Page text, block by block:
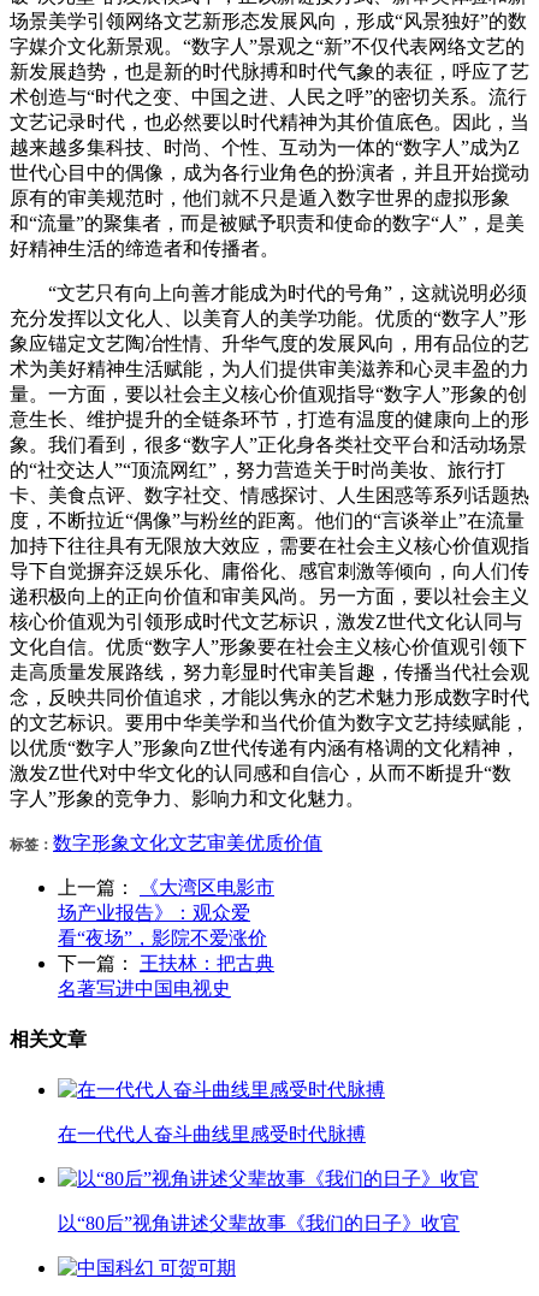
场景美学引领网络文艺新形态发展风向，形成“风景独好”的数
字媒介文化新景观。“数字人”景观之“新”不仅代表网络文艺的
新发展趋势，也是新的时代脉搏和时代气象的表征，呼应了艺
术创造与“时代之变、中国之进、人民之呼”的密切关系。流行
文艺记录时代，也必然要以时代精神为其价值底色。因此，当
越来越多集科技、时尚、个性、互动为一体的“数字人”成为Z
世代心目中的偶像，成为各行业角色的扮演者，并且开始搅动
原有的审美规范时，他们就不只是遁入数字世界的虚拟形象
和“流量”的聚集者，而是被赋予职责和使命的数字“人”，是美
好精神生活的缔造者和传播者。
“文艺只有向上向善才能成为时代的号角”，这就说明必须
充分发挥以文化人、以美育人的美学功能。优质的“数字人”形
象应锚定文艺陶冶性情、升华气度的发展风向，用有品位的艺
术为美好精神生活赋能，为人们提供审美滋养和心灵丰盈的力
量。一方面，要以社会主义核心价值观指导“数字人”形象的创
意生长、维护提升的全链条环节，打造有温度的健康向上的形
象。我们看到，很多“数字人”正化身各类社交平台和活动场景
的“社交达人”“顶流网红”，努力营造关于时尚美妆、旅行打
卡、美食点评、数字社交、情感探讨、人生困惑等系列话题热
度，不断拉近“偶像”与粉丝的距离。他们的“言谈举止”在流量
加持下往往具有无限放大效应，需要在社会主义核心价值观指
导下自觉摒弃泛娱乐化、庸俗化、感官刺激等倾向，向人们传
递积极向上的正向价值和审美风尚。另一方面，要以社会主义
核心价值观为引领形成时代文艺标识，激发Z世代文化认同与
文化自信。优质“数字人”形象要在社会主义核心价值观引领下
走高质量发展路线，努力彰显时代审美旨趣，传播当代社会观
念，反映共同价值追求，才能以隽永的艺术魅力形成数字时代
的文艺标识。要用中华美学和当代价值为数字文艺持续赋能，
以优质“数字人”形象向Z世代传递有内涵有格调的文化精神，
激发Z世代对中华文化的认同感和自信心，从而不断提升“数
字人”形象的竞争力、影响力和文化魅力。
标签： 数字形象文化文艺审美优质价值
上一篇：
《大湾区电影市
场产业报告》：观众爱
看“夜场”，影院不爱涨价
下一篇：
王扶林：把古典
名著写进中国电视史
相关文章
在一代代人奋斗曲线里感受时代脉搏
以“80后”视角讲述父辈故事《我们的日子》收官